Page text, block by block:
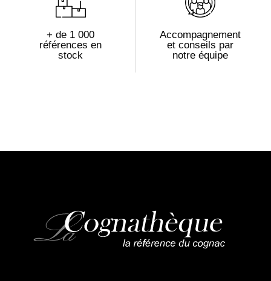
+ de 1 000
références en
stock
Accompagnement
et conseils par
notre équipe